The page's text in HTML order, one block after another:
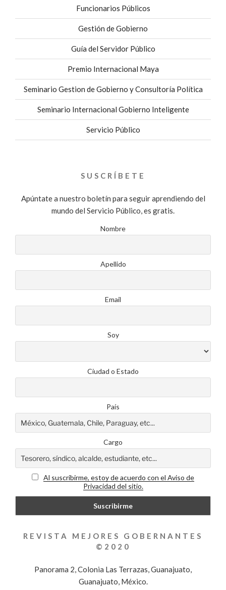
Funcionarios Públicos
Gestión de Gobierno
Guía del Servidor Público
Premio Internacional Maya
Seminario Gestion de Gobierno y Consultoría Política
Seminario Internacional Gobierno Inteligente
Servicio Público
SUSCRÍBETE
Apúntate a nuestro boletín para seguir aprendiendo del
mundo del Servicio Público, es gratis.
Nombre
Apellido
Email
Soy
Ciudad o Estado
País
Cargo
Al suscribirme, estoy de acuerdo con el Aviso de
Privacidad del sitio.
REVISTA MEJORES GOBERNANTES
©2020
Panorama 2, Colonia Las Terrazas, Guanajuato,
Guanajuato, México.